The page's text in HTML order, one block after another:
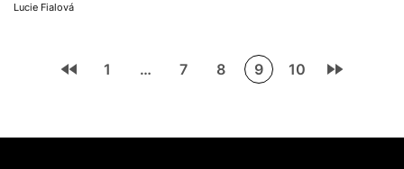
Lucie Fialová
1 … 7 8 9 10